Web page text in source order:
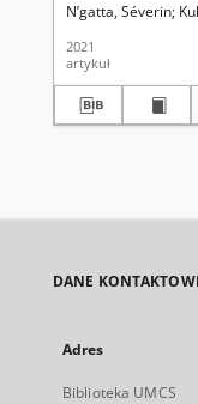
N’gatta, Séverin
2021
artykuł
DANE
Adres
Biblioteka UMCS